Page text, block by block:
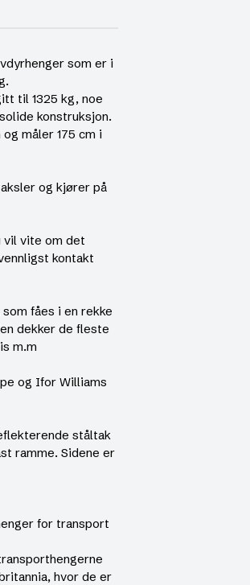
som er i
til 1325 kg, noe
konstruksjon.
måler 175 cm i
og kjører på
vil vite om det
kontakt
fåes i en rekke
dekker de fleste
m.m
og Ifor Williams
ståltak
ramme. Sidene er
for transport
hvor de er